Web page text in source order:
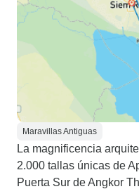
Maravillas Antiguas
La magnificencia
2.000 tallas únicas de
Puerta Sur de Angkor